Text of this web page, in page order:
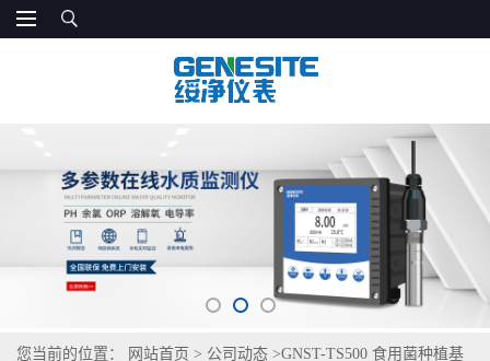
您当前的位置： 网站首页 > 公司动态 >GNST-TS500 食用菌种植基